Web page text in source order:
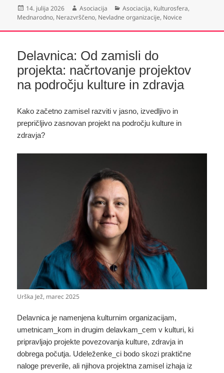
Objavljeno
dne
14. julija 2026 Avtor
Asociacija Kategorije
Asociacija, Kulturosfera,
Mednarodno, Nerazvrščeno, Nevladne organizacije, Novice
Delavnica: Od zamisli do
projekta: načrtovanje projektov
na področju kulture in zdravja
Kako začetno zamisel razviti v jasno, izvedljivo in
prepričljivo zasnovan projekt na področju kulture in
zdravja?
Urška Jež, marec 2025
Delavnica je namenjena kulturnim organizacijam,
umetnicam_kom in drugim delavkam_cem v kulturi, ki
pripravljajo projekte povezovanja kulture, zdravja in
dobrega počutja. Udeleženke_ci bodo skozi praktične
naloge preverile, ali njihova projektna zamisel izhaja iz